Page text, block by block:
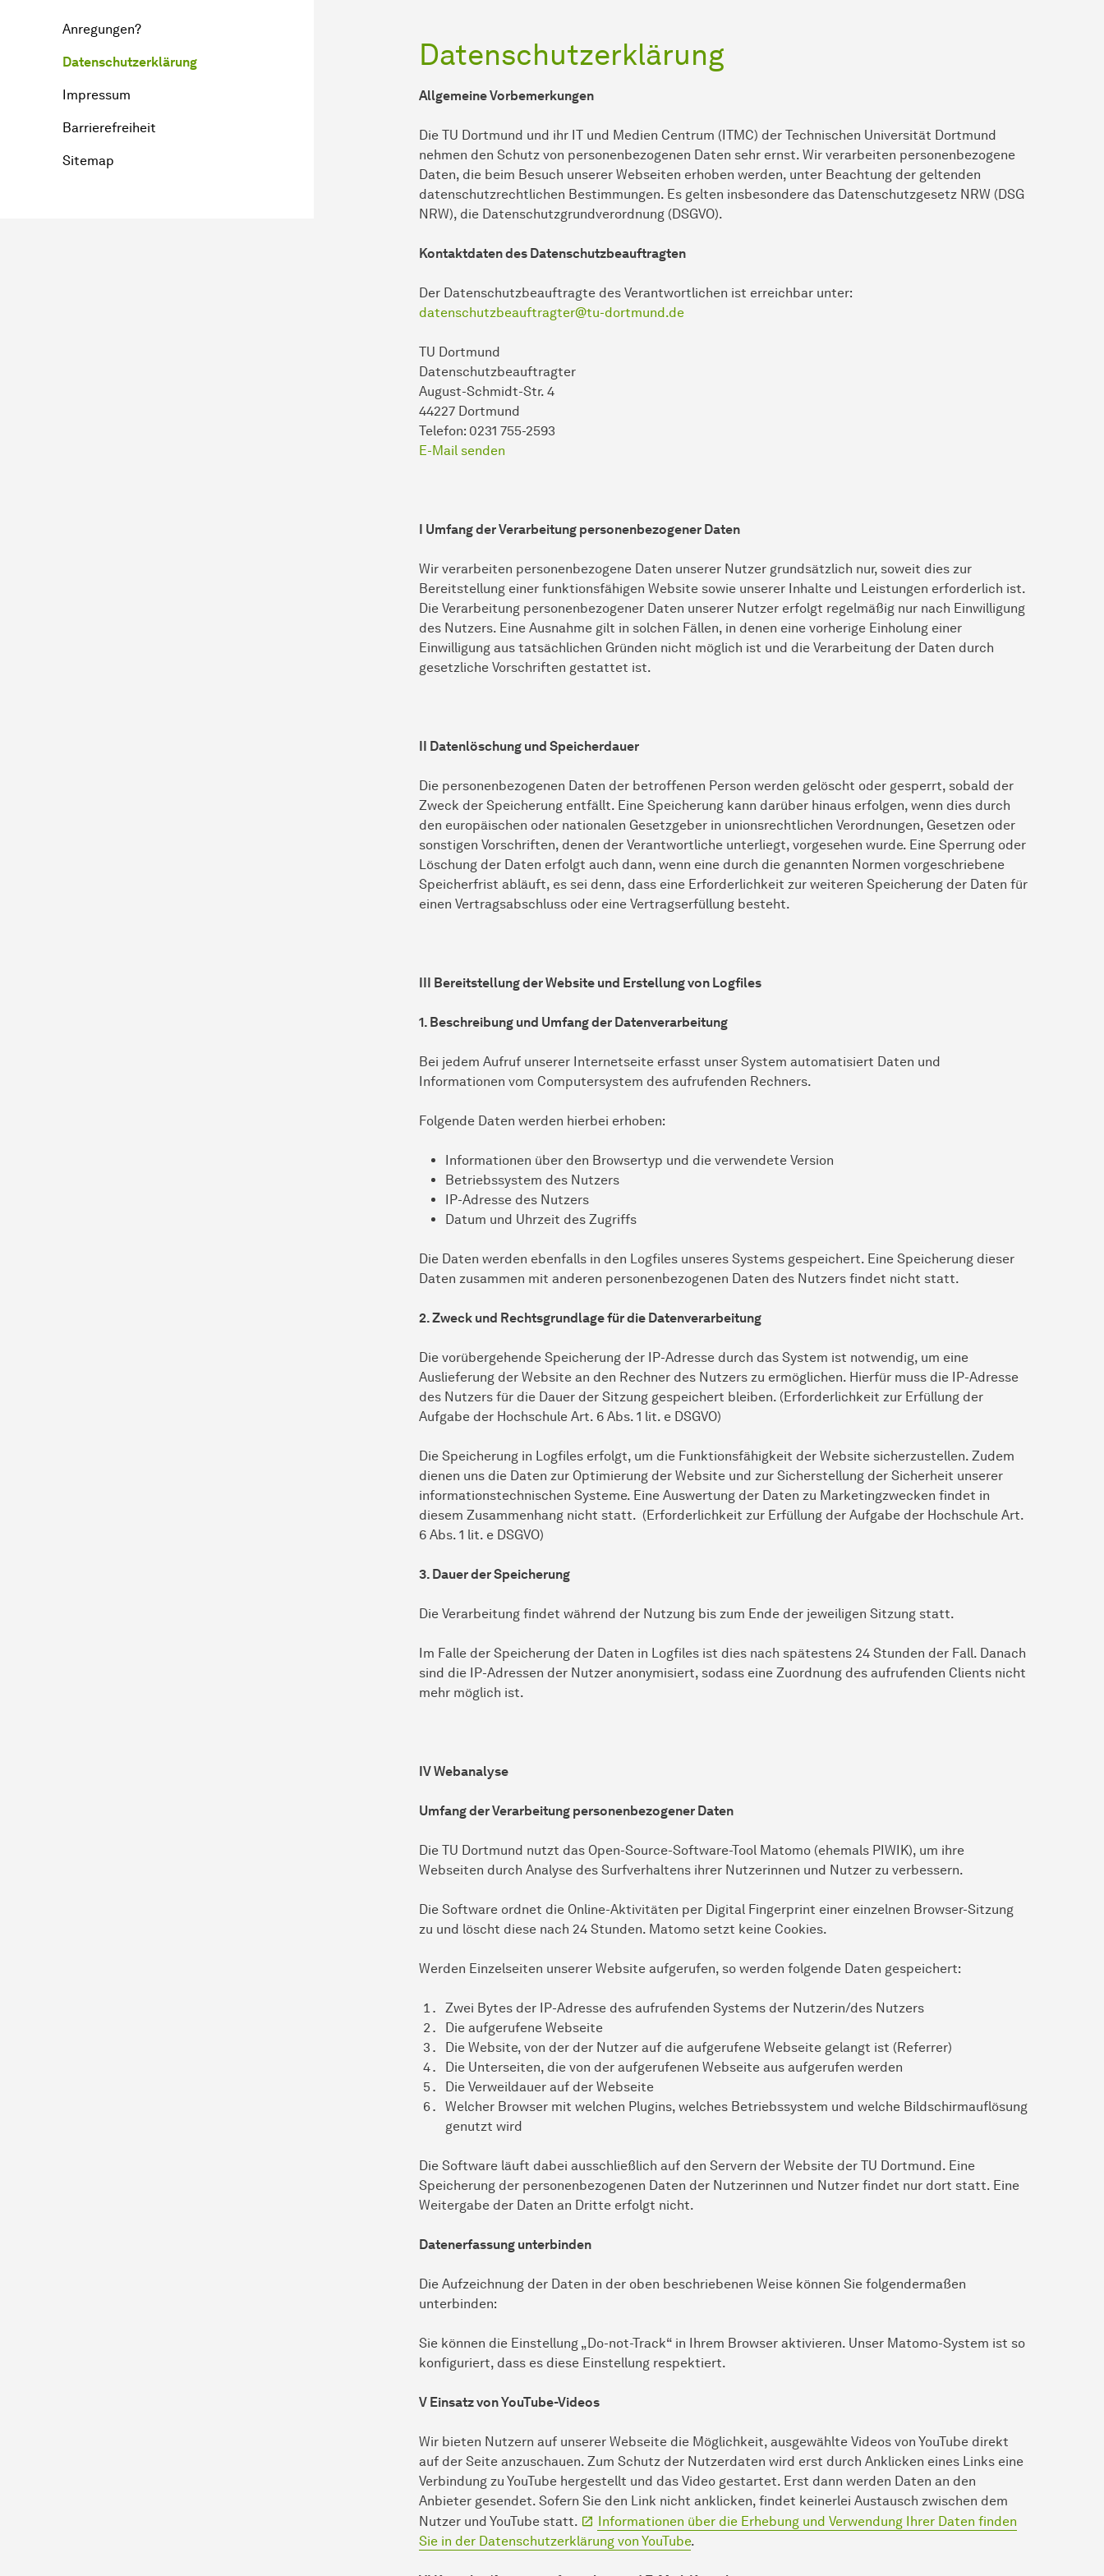
Anregungen?
Datenschutzerklärung
Impressum
Barrierefreiheit
Sitemap
Datenschutzerklärung
Allgemeine Vorbemerkungen
Die TU Dortmund und ihr IT und Medien Centrum (ITMC) der Technischen Universität Dortmund
nehmen den Schutz von personenbezogenen Daten sehr ernst. Wir verarbeiten personenbezogene
Daten, die beim Besuch unserer Webseiten erhoben werden, unter Beachtung der geltenden
datenschutzrechtlichen Bestimmungen. Es gelten insbesondere das Datenschutzgesetz NRW (DSG
NRW), die Datenschutzgrundverordnung (DSGVO).
Kontaktdaten des Datenschutzbeauftragten
Der Datenschutzbeauftragte des Verantwortlichen ist erreichbar unter:
datenschutzbeauftragter@tu-dortmund.de
TU Dortmund
Datenschutzbeauftragter
August-Schmidt-Str. 4
44227 Dortmund
Telefon: 0231 755-2593
E-Mail senden
I Umfang der Verarbeitung personenbezogener Daten
Wir verarbeiten personenbezogene Daten unserer Nutzer grundsätzlich nur, soweit dies zur
Bereitstellung einer funktionsfähigen Website sowie unserer Inhalte und Leistungen erforderlich ist.
Die Verarbeitung personenbezogener Daten unserer Nutzer erfolgt regelmäßig nur nach Einwilligung
des Nutzers. Eine Ausnahme gilt in solchen Fällen, in denen eine vorherige Einholung einer
Einwilligung aus tatsächlichen Gründen nicht möglich ist und die Verarbeitung der Daten durch
gesetzliche Vorschriften gestattet ist.
II Datenlöschung und Speicherdauer
Die personenbezogenen Daten der betroffenen Person werden gelöscht oder gesperrt, sobald der
Zweck der Speicherung entfällt. Eine Speicherung kann darüber hinaus erfolgen, wenn dies durch
den europäischen oder nationalen Gesetzgeber in unionsrechtlichen Verordnungen, Gesetzen oder
sonstigen Vorschriften, denen der Verantwortliche unterliegt, vorgesehen wurde. Eine Sperrung oder
Löschung der Daten erfolgt auch dann, wenn eine durch die genannten Normen vorgeschriebene
Speicherfrist abläuft, es sei denn, dass eine Erforderlichkeit zur weiteren Speicherung der Daten für
einen Vertragsabschluss oder eine Vertragserfüllung besteht.
III Bereitstellung der Website und Erstellung von Logfiles
1. Beschreibung und Umfang der Datenverarbeitung
Bei jedem Aufruf unserer Internetseite erfasst unser System automatisiert Daten und
Informationen vom Computersystem des aufrufenden Rechners.
Folgende Daten werden hierbei erhoben:
Informationen über den Browsertyp und die verwendete Version
Betriebssystem des Nutzers
IP-Adresse des Nutzers
Datum und Uhrzeit des Zugriffs
Die Daten werden ebenfalls in den Logfiles unseres Systems gespeichert. Eine Speicherung dieser
Daten zusammen mit anderen personenbezogenen Daten des Nutzers findet nicht statt.
2. Zweck und Rechtsgrundlage für die Datenverarbeitung
Die vorübergehende Speicherung der IP-Adresse durch das System ist notwendig, um eine
Auslieferung der Website an den Rechner des Nutzers zu ermöglichen. Hierfür muss die IP-Adresse
des Nutzers für die Dauer der Sitzung gespeichert bleiben. (Erforderlichkeit zur Erfüllung der
Aufgabe der Hochschule Art. 6 Abs. 1 lit. e DSGVO)
Die Speicherung in Logfiles erfolgt, um die Funktionsfähigkeit der Website sicherzustellen. Zudem
dienen uns die Daten zur Optimierung der Website und zur Sicherstellung der Sicherheit unserer
informationstechnischen Systeme. Eine Auswertung der Daten zu Marketingzwecken findet in
diesem Zusammenhang nicht statt. (Erforderlichkeit zur Erfüllung der Aufgabe der Hochschule Art.
6 Abs. 1 lit. e DSGVO)
3. Dauer der Speicherung
Die Verarbeitung findet während der Nutzung bis zum Ende der jeweiligen Sitzung statt.
Im Falle der Speicherung der Daten in Logfiles ist dies nach spätestens 24 Stunden der Fall. Danach
sind die IP-Adressen der Nutzer anonymisiert, sodass eine Zuordnung des aufrufenden Clients nicht
mehr möglich ist.
IV Webanalyse
Umfang der Verarbeitung personenbezogener Daten
Die TU Dortmund nutzt das Open-Source-Software-Tool Matomo (ehemals PIWIK), um ihre
Webseiten durch Analyse des Surfverhaltens ihrer Nutzerinnen und Nutzer zu verbessern.
Die Software ordnet die Online-Aktivitäten per Digital Fingerprint einer einzelnen Browser-Sitzung
zu und löscht diese nach 24 Stunden. Matomo setzt keine Cookies.
Werden Einzelseiten unserer Website aufgerufen, so werden folgende Daten gespeichert:
Zwei Bytes der IP-Adresse des aufrufenden Systems der Nutzerin/des Nutzers
Die aufgerufene Webseite
Die Website, von der der Nutzer auf die aufgerufene Webseite gelangt ist (Referrer)
Die Unterseiten, die von der aufgerufenen Webseite aus aufgerufen werden
Die Verweildauer auf der Webseite
Welcher Browser mit welchen Plugins, welches Betriebssystem und welche Bildschirmauflösung
genutzt wird
Die Software läuft dabei ausschließlich auf den Servern der Website der TU Dortmund. Eine
Speicherung der personenbezogenen Daten der Nutzerinnen und Nutzer findet nur dort statt. Eine
Weitergabe der Daten an Dritte erfolgt nicht.
Datenerfassung unterbinden
Die Aufzeichnung der Daten in der oben beschriebenen Weise können Sie folgendermaßen
unterbinden:
Sie können die Einstellung „Do-not-Track“ in Ihrem Browser aktivieren. Unser Matomo-System ist so
konfiguriert, dass es diese Einstellung respektiert.
V Einsatz von YouTube-Videos
Wir bieten Nutzern auf unserer Webseite die Möglichkeit, ausgewählte Videos von YouTube direkt
auf der Seite anzuschauen. Zum Schutz der Nutzerdaten wird erst durch Anklicken eines Links eine
Verbindung zu YouTube hergestellt und das Video gestartet. Erst dann werden Daten an den
Anbieter gesendet. Sofern Sie den Link nicht anklicken, findet keinerlei Austausch zwischen dem
Nutzer und YouTube statt.
Informationen über die Erhebung und Verwendung Ihrer Daten finden
Sie in der Datenschutzerklärung von YouTube.